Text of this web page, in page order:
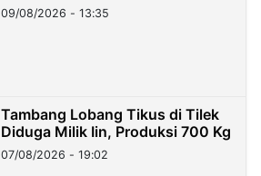
09/08/2026 - 13:35
Tambang Lobang Tikus di Tilek
Diduga Milik Iin, Produksi 700 Kg
07/08/2026 - 19:02